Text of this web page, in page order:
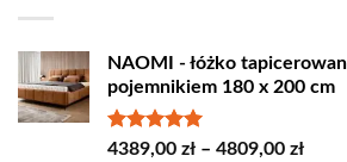
NAOMI - łóżko
pojemnikiem 180 x 200 cm
Oceniono
4389,00 zł – 4809,00 zł